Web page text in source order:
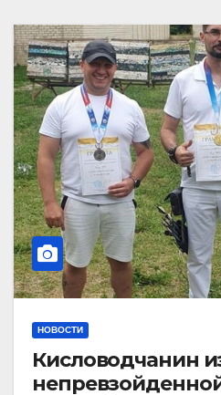
НОВОСТИ
Кисловодчанин